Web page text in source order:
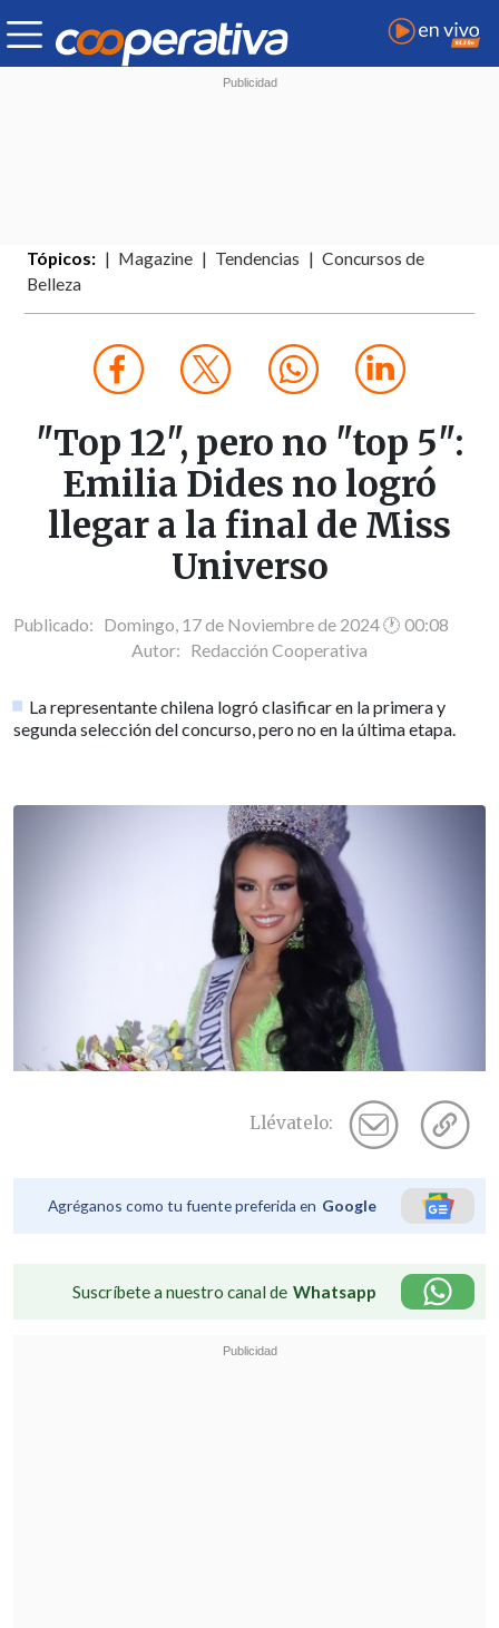
Tópicos: Magazine Tendencias
Concursos de
Belleza
"Top 12", pero no "top 5":
Emilia Dides no logró
llegar a la final de Miss
Universo
Publicado: Domingo, 17 de Noviembre de 2024 🕐 00:08
Autor: Redacción Cooperativa
La representante chilena logró clasificar en la primera y
segunda selección del concurso, pero no en la última etapa.
Llévatelo:
Agréganos como tu fuente preferida en Google
Suscríbete a nuestro canal de Whatsapp